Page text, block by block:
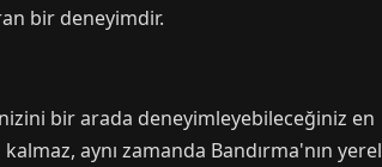
bir deneyimdir.
bir arada deneyimleyebileceğiniz en
aynı zamanda Bandırma'nın yerel